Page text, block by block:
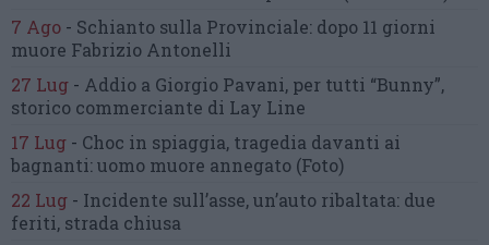
7 Ago - Schianto sulla Provinciale: dopo 11 giorni
muore Fabrizio Antonelli
27 Lug - Addio a Giorgio Pavani, per tutti “Bunny”,
storico commerciante di Lay Line
17 Lug - Choc in spiaggia, tragedia davanti ai
bagnanti:uomo muore annegato (Foto)
22 Lug - Incidente sull’asse, un’auto ribaltata: due
feriti, strada chiusa